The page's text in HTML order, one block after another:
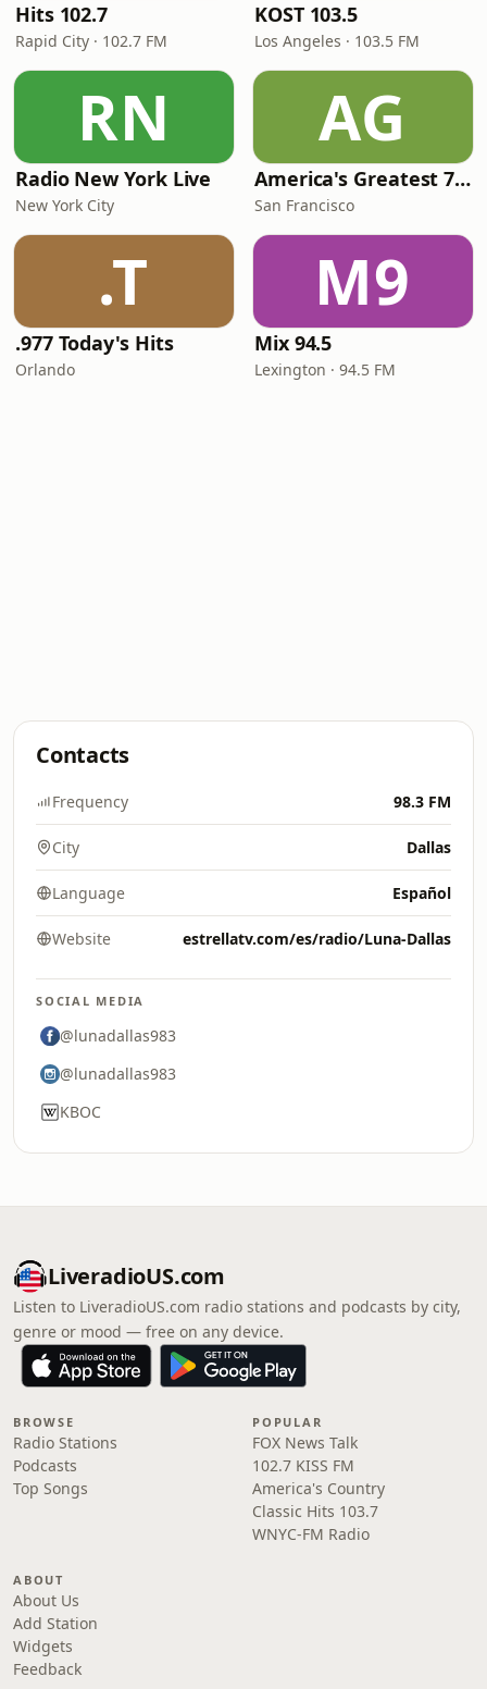
Hits 102.7
Rapid City · 102.7 FM
KOST 103.5
Los Angeles · 103.5 FM
RN
Radio New York Live
New York City
AG
America's Greatest 70s Hits
San Francisco
.T
.977 Today's Hits
Orlando
M9
Mix 94.5
Lexington · 94.5 FM
Contacts
Frequency 98.3 FM
City Dallas
Language Español
Website estrellatv.com/es/radio/Luna-Dallas
SOCIAL MEDIA
@lunadallas983
@lunadallas983
KBOC
LiveradioUS.com
Listen to LiveradioUS.com radio stations and podcasts by city,
genre or mood — free on any device.
BROWSE
Radio Stations
Podcasts
Top Songs
POPULAR
FOX News Talk
102.7 KISS FM
America's Country
Classic Hits 103.7
WNYC-FM Radio
ABOUT
About Us
Add Station
Widgets
Feedback